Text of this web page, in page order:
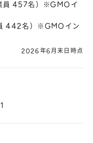
員 457名）※GMOイ
442名）※GMOイン
2026年6月末日時点